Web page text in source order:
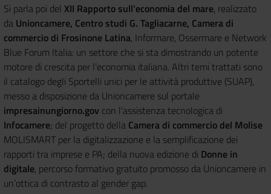
Si parla poi del XII Rapporto sull’economia del mare, realizzato
da Unioncamere, Centro studi G. Tagliacarne, Camera di
commercio di Frosinone Latina, Informare, Ossermare e Network
Blue Forum Italia: un settore che si sta dimostrando un potente
motore di crescita per l’economia italiana. Altri temi trattati sono
il catalogo degli Sportelli unici per le attività produttive (SUAP),
messo a disposizione da Unioncamere sul portale
impresainungiorno.gov con l’assistenza tecnologica di
Infocamere; del progetto della Camera di commercio del Molise
MOLISMART per la digitalizzazione e la semplificazione dei
rapporti tra imprese e PA; della nuova edizione di Donne in
digitale, percorso formativo gratuito promosso da Unioncamere in
un’ottica di contrasto al gender gap.